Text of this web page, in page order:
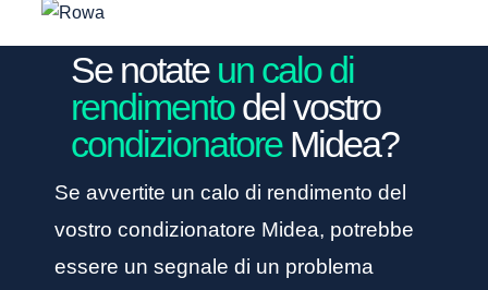
Se notate un calo di
rendimentodel vostro
condizionatoreMidea?
Se avvertite un calo di rendimento del
vostro condizionatore Midea, potrebbe
essere un segnale di un problema